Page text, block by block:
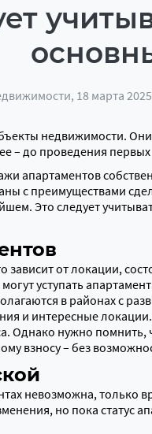
, 18 марта 2025
недвижимости.
– до проведения
апартаментов
с преимуществами
Это следует
зависит от локации,
уступать
в районах с
и интересные
Однако нужно
взносу – без
невозможна, только
но пока статус